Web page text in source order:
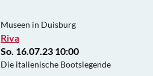
Museen in Duisburg
Riva
So. 16.07.23 10:00
Die italienische Bootslegende